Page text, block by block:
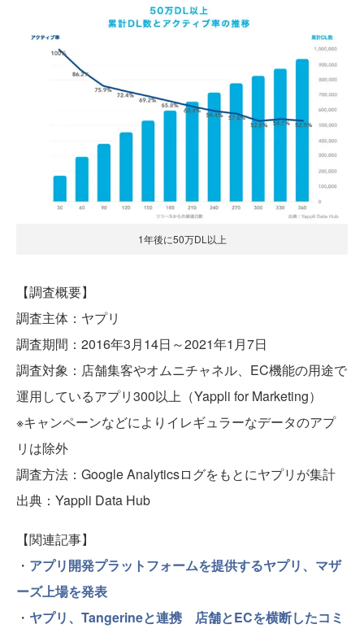
1年後に50万DL以上
【調査概要】
調査主体：ヤプリ
調査期間：2016年3月14日～2021年1月7日
調査対象：店舗集客やオムニチャネル、EC機能の用途で
運用しているアプリ300以上（Yappli for Marketing）
※キャンペーンなどによりイレギュラーなデータのアプ
リは除外
調査方法：Google Analyticsログをもとにヤプリが集計
出典：Yappli Data Hub
【関連記事】
・ アプリ開発プラットフォームを提供するヤプリ、マザ
ーズ上場を発表
・ ヤプリ、Tangerineと連携 店舗とECを横断したコミ